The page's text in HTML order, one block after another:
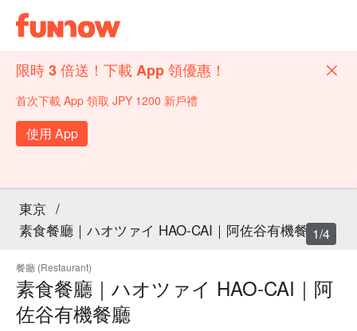
限時 3 倍送！下載 App 領優惠！
首次下載 App 領取 JPY 1200 新戶禮
使用 App
東京 /
素食餐廳｜ハオツァイ HAO-CAI｜阿佐谷有機餐廳
餐廳 (Restaurant)
素食餐廳｜ハオツァイ HAO-CAI｜阿
佐谷有機餐廳
1/4